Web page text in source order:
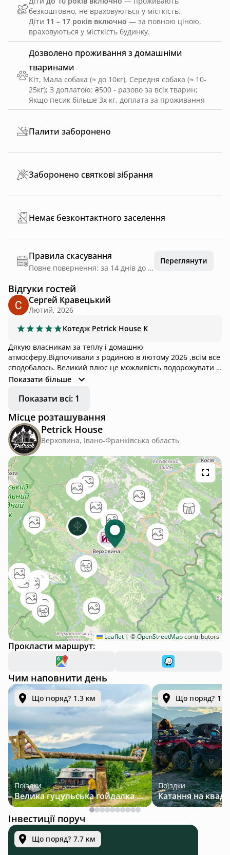
Дозволено проживання з домашніми
тваринами
Кіт, Мала собака (≈ до 10кг), Середня собака (≈ 10-
25кг); З доплатою: ₴500 - разово за всіх тварин;
Якщо песик більше 3х кг, доплата за проживання
безкоштовно, не враховуються у місткість.
Діти 11 – 17 років включно — за повною ціною,
враховуються у місткість будинку.
Палити заборонено
Заборонено святкові зібрання
Немає безконтактного заселення
Правила скасування
Повне повернення: за 14 днів до дати заїзду
Переглянути
Відгуки гостей
Сергей Кравецький
Лютий, 2026
Котедж Petrick House K
Дякую власникам за теплу і домашню
атмосферу.Відпочивали з родиною в лютому 2026 ,всім все
сподобалось. Великий плюс це можливість подорожувати з
домашніми тваринами) . Неймовірні краєвиди з вікна
Показати більше
Показати всі: 1
Місце розташування
Petrick House
Верховина, Івано-Франківська область
Leaflet | ©OpenStreetMapcontributors
Прокласти маршрут:
Чим наповнити день
Що поряд? 1.3 км
Поїздки
Велика гуцульська гойдалка — джип-тур у Карпатах
Що поряд? 1.3
Поїздки
Інвестиції поруч
Що поряд? 7.7 км